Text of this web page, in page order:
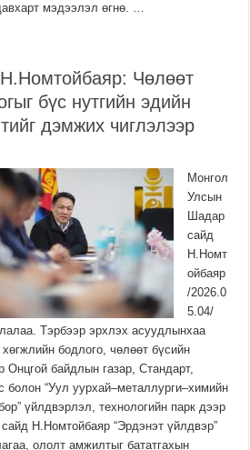
мэдээлэл өгнө. …
Чөлөөт
бүс нутгийн эдийн
дэмжих чиглэлээр
Монгол
Улсын
Шадар
сайд
Н.Номт
ойбаяр
/2026.0
5.04/
Тэрбээр эрхлэх асуудлынхаа
бодлого, чөлөөт бүсийн
Онцгой байдлын газар, Стандарт,
болон “Уул уурхай–металлурги–химийн
үйлдвэрлэл, технологийн парк дээр
Н.Номтойбаяр “Эрдэнэт үйлдвэр”
ололт амжилтыг бататгахын